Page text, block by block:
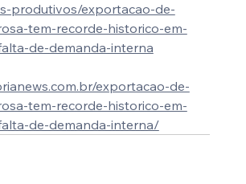
produtivos/exportacao-de-
tem-recorde-historico-em-
de-demanda-interna
exportacao-de-
tem-recorde-historico-em-
de-demanda-interna/